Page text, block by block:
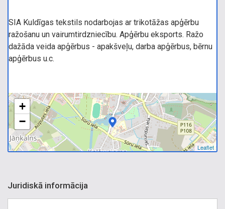
SIA Kuldīgas tekstils nodarbojas ar trikotāžas apģērbu
ražošanu un vairumtirdzniecību. Apģērbu eksports. Ražo
dažāda veida apģērbus - apakšveļu, darba apģērbus, bērnu
apģērbus u.c.
+
−
Leaflet
Juridiskā informācija